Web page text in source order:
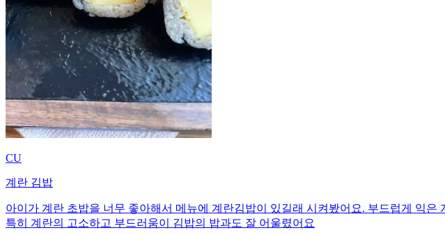
CU
계란 김밥
아이가 계란 초밥을 너무 좋아해서 메뉴에 계란김밥이 있길래 시켜봤어요. 부드럽게 익
특히 계란의 고소하고 부드러움이 김밥의 밥과도 잘 어울렸어요